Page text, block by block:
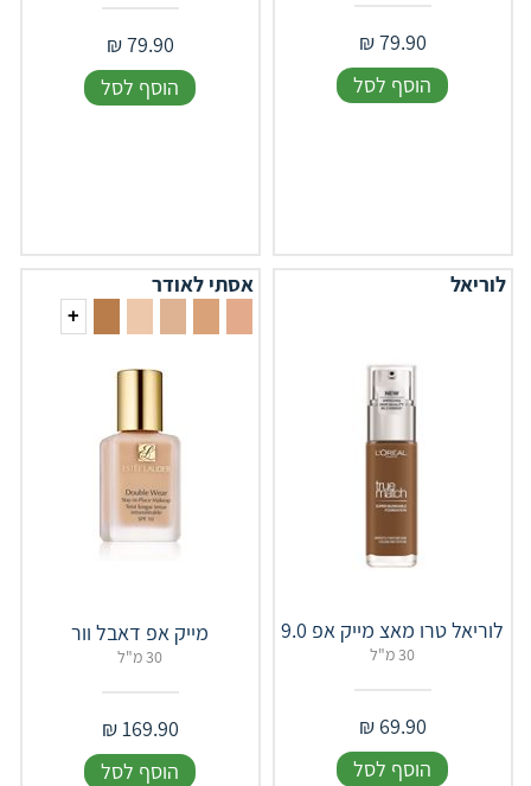
79.90
₪
הוסף לסל
79.90
₪
הוסף לסל
לוריאל
לוריאל טרו מאצ מייק אפ 9.0
30 מ"ל
69.90
₪
הוסף לסל
אסתי לאודר
+
מייק אפ דאבל וור
30 מ"ל
169.90
₪
הוסף לסל